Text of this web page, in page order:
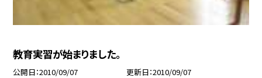
教育実習が始まりました。
公開日 2010/09/07 更新日 2010/09/07